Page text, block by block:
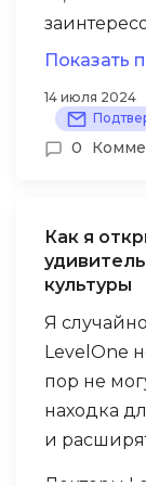
части
курс. Я
на курс
как
После
память –
Благодаря
нам так
бороться.
Что мне
лекции
которые
знания.
Показать
14 июля 2024
0
Как я
культуры
Я
LevelOne
пор не
находка
и